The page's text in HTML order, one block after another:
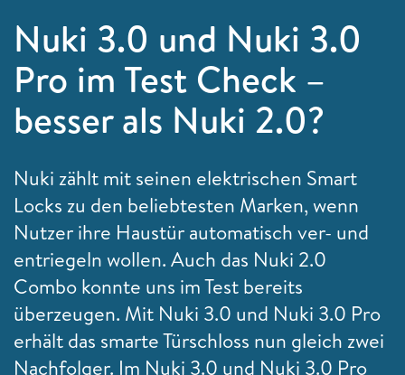
Nuki 3.0 und Nuki 3.0
Pro im Test Check –
besser als Nuki 2.0?
Nuki zählt mit seinen elektrischen Smart
Locks zu den beliebtesten Marken, wenn
Nutzer ihre Haustür automatisch ver- und
entriegeln wollen. Auch das Nuki 2.0
Combo konnte uns im Test bereits
überzeugen. Mit Nuki 3.0 und Nuki 3.0 Pro
erhält das smarte Türschloss nun gleich zwei
Nachfolger. Im Nuki 3.0 und Nuki 3.0 Pro